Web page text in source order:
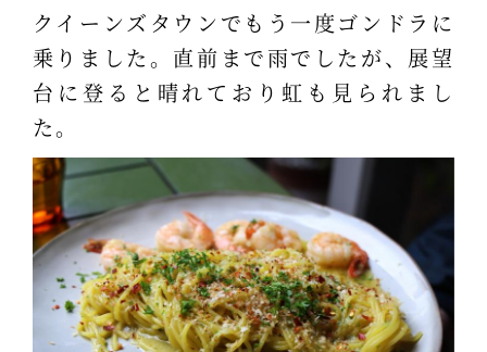
クイーンズタウンでもう一度ゴンドラに
乗りました。直前まで雨でしたが、展望
台に登ると晴れており虹も見られまし
た。